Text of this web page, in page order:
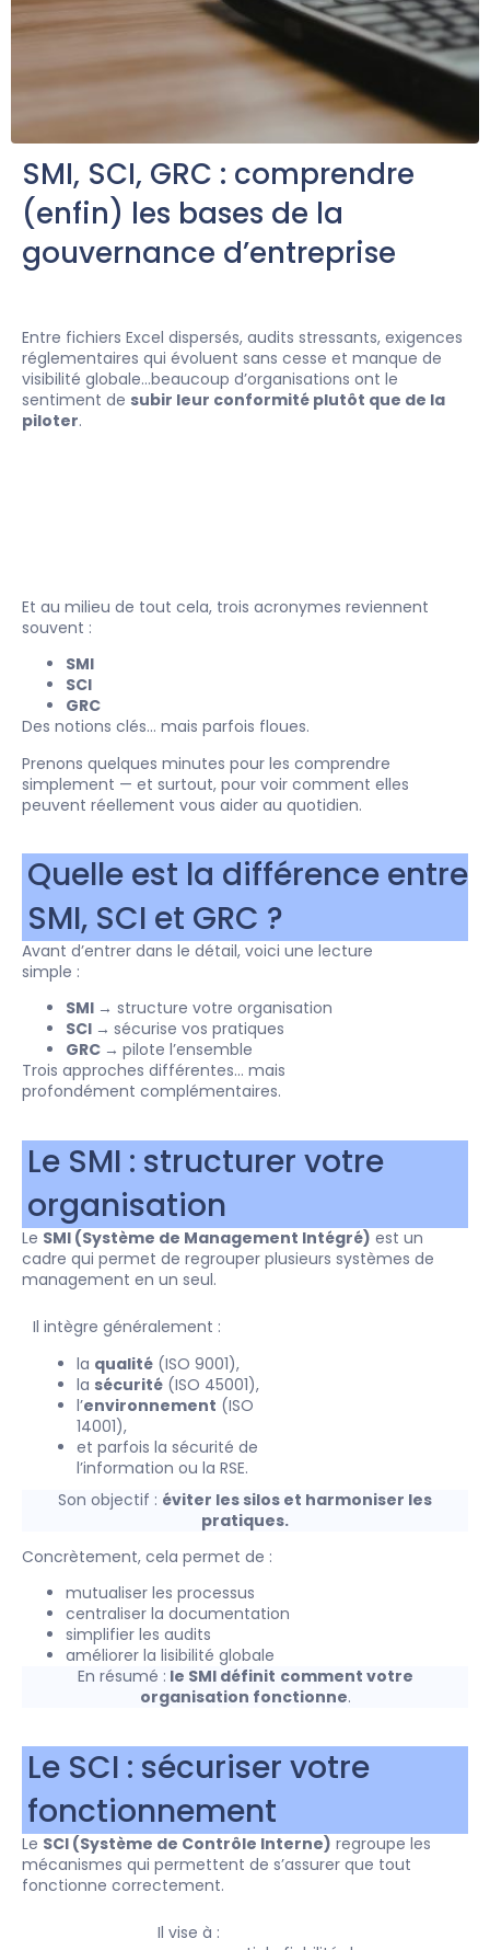
SMI, SCI, GRC : comprendre
(enfin) les bases de la
gouvernance d’entreprise
Entre fichiers Excel dispersés, audits stressants, exigences
réglementaires qui évoluent sans cesse et manque de
visibilité globale…beaucoup d’organisations ont le
sentiment de subir leur conformité plutôt que de la
piloter.
Et au milieu de tout cela, trois acronymes reviennent
souvent :
SMI
SCI
GRC
Des notions clés… mais parfois floues.
Prenons quelques minutes pour les comprendre
simplement — et surtout, pour voir comment elles
peuvent réellement vous aider au quotidien.
Quelle est la différence entre
SMI, SCI et GRC ?
Avant d’entrer dans le détail, voici une lecture
simple :
SMI → structure votre organisation
SCI → sécurise vos pratiques
GRC → pilote l’ensemble
Trois approches différentes… mais
profondément complémentaires.
Le SMI : structurer votre
organisation
Le SMI (Système de Management Intégré) est un
cadre qui permet de regrouper plusieurs systèmes de
management en un seul.
Il intègre généralement :
la qualité (ISO 9001),
la sécurité (ISO 45001),
l’environnement (ISO
14001),
et parfois la sécurité de
l’information ou la RSE.
Son objectif : éviter les silos et harmoniser les
pratiques.
Concrètement, cela permet de :
mutualiser les processus
centraliser la documentation
simplifier les audits
améliorer la lisibilité globale
En résumé : le SMI définit comment votre
organisation fonctionne.
Le SCI : sécuriser votre
fonctionnement
Le SCI (Système de Contrôle Interne) regroupe les
mécanismes qui permettent de s’assurer que tout
fonctionne correctement.
Il vise à :